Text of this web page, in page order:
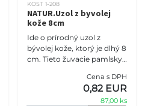
KOST 1-208
NATUR.Uzol z byvolej
kože 8cm
Ide o prírodný uzol z
bývolej kože, ktorý je dlhý 8
cm. Tieto žuvacie pamlsky
starostlivosti o ústnu
dutinu psov. Pomáhajú
Cena s DPH
0,82 EUR
87,00 ks